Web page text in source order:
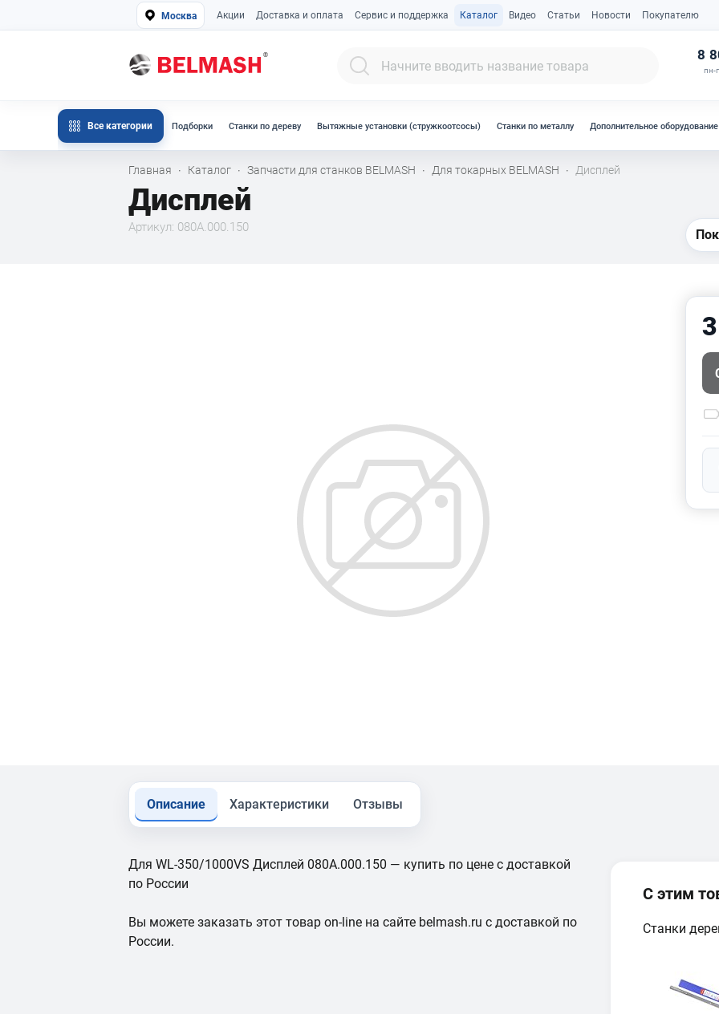
Москва Акции Доставка и оплата Сервис и поддержка Каталог Видео Статьи Новости Покупателю
8
пн-
Все категории Подборки Станки по дереву Вытяжные установки (стружкоотсосы) Станки по металлу Дополнительное оборудование
Главная · Каталог · Запчасти для станков BELMASH · Для токарных BELMASH · Дисплей
Дисплей
Артикул: 080A.000.150
Описание Характеристики Отзывы
Для WL-350/1000VS Дисплей 080A.000.150 — купить по цене с доставкой
по России
Вы можете заказать этот товар on-line на сайте belmash.ru с доставкой по
России.
С этим
Станки